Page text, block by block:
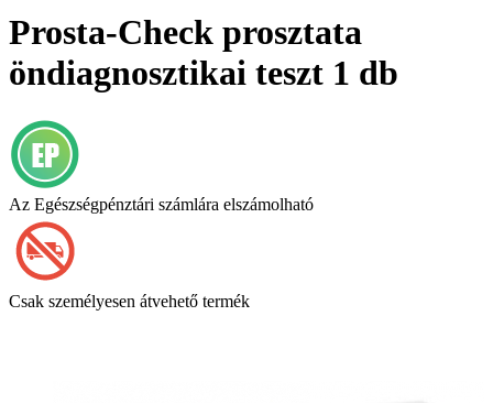
Prosta-Check prosztata
öndiagnosztikai teszt 1 db
Az Egészségpénztári számlára elszámolható
Csak személyesen átvehető termék